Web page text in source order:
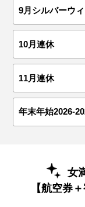
9月シルバーウ
10月連休
11月連休
年末年始2026-
女
【航空券